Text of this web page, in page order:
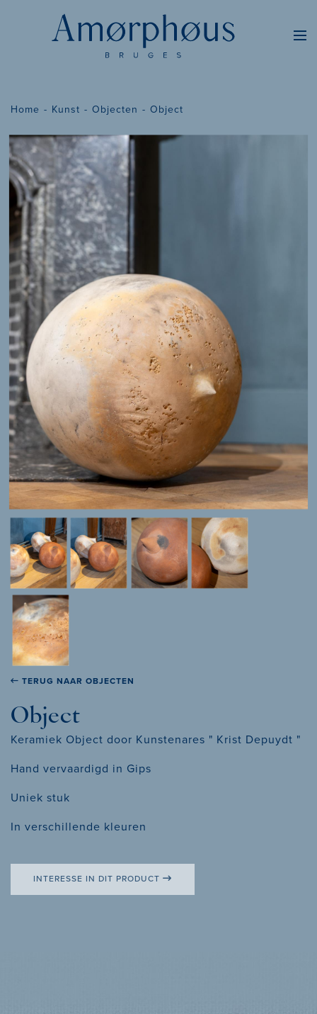
Home Kunst Objecten Object
TERUG NAAR OBJECTEN
Object
Keramiek Object door Kunstenares " Krist Depuydt "
Hand vervaardigd in Gips
Uniek stuk
In verschillende kleuren
INTERESSE IN DIT PRODUCT